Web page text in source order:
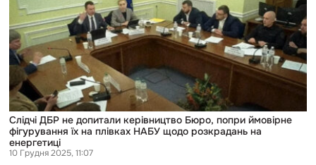
допитали
керівництво
Бюро,
попри
ймовірне
фігурування
на
плівках
НАБУ
щодо
розкрадань
на
енергетиці
Слідчі ДБР не допитали керівництво Бюро, попри ймовірне
фігурування їх на плівках НАБУ щодо розкрадань на
енергетиці
10 Грудня 2025, 11:07